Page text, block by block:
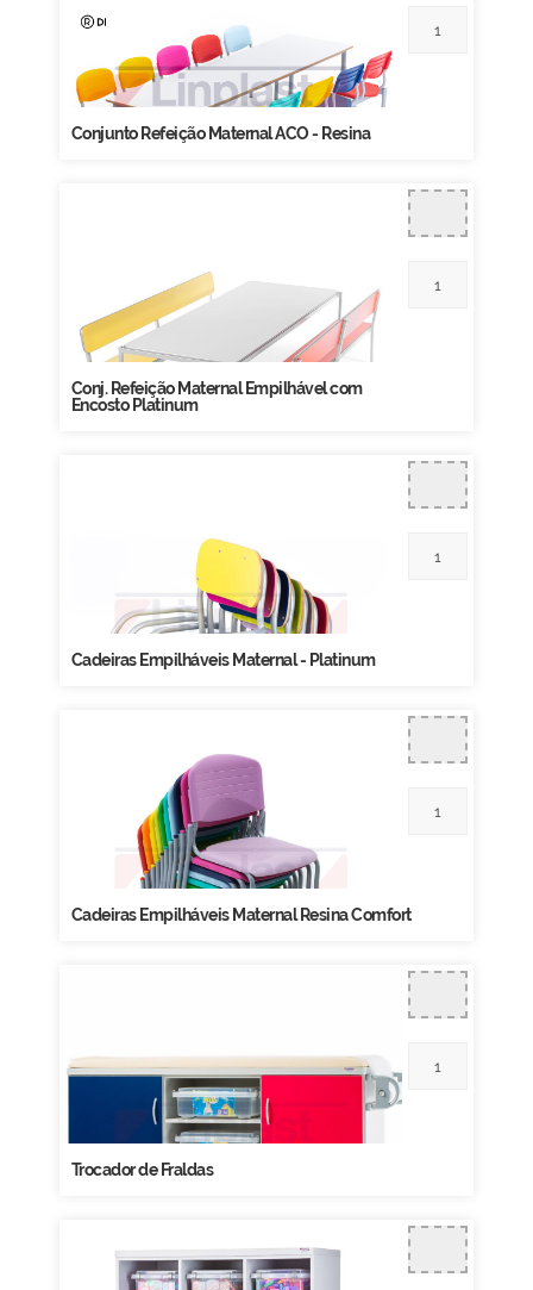
Conjunto Refeição Maternal ACO - Resina
Conj. Refeição Maternal Empilhável com
Encosto Platinum
Cadeiras Empilháveis Maternal - Platinum
Cadeiras Empilháveis Maternal Resina Comfort
Trocador de Fraldas